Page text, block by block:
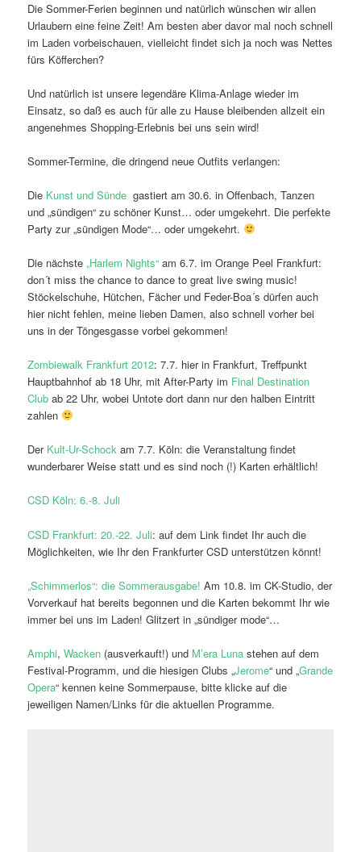
Die Sommer-Ferien beginnen und natürlich wünschen wir allen
Urlaubern eine feine Zeit! Am besten aber davor mal noch schnell
im Laden vorbeischauen, vielleicht findet sich ja noch was Nettes
fürs Köfferchen?
Und natürlich ist unsere legendäre Klima-Anlage wieder im
Einsatz, so daß es auch für alle zu Hause bleibenden allzeit ein
angenehmes Shopping-Erlebnis bei uns sein wird!
Sommer-Termine, die dringend neue Outfits verlangen:
Die Kunst und Sünde gastiert am 30.6. in Offenbach, Tanzen
und „sündigen“ zu schöner Kunst… oder umgekehrt. Die perfekte
Party zur „sündigen Mode“… oder umgekehrt.
Die nächste„Harlem Nights“am 6.7. im Orange Peel Frankfurt:
don´t miss the chance to dance to great live swing music!
Stöckelschuhe, Hütchen, Fächer und Feder-Boa´s dürfen auch
hier nicht fehlen, meine lieben Damen, also schnell vorher bei
uns in der Töngesgasse vorbei gekommen!
Zombiewalk Frankfurt 2012: 7.7. hier in Frankfurt, Treffpunkt
Hauptbahnhof ab 18 Uhr, mit After-Party im Final Destination
Club ab 22 Uhr, wobei Untote dort dann nur den halben Eintritt
zahlen
DerKult-Ur-Schock am 7.7. Köln: die Veranstaltung findet
wunderbarer Weise statt und es sind noch (!) Karten erhältlich!
CSD Köln: 6.-8. Juli
CSD Frankfurt: 20.-22. Juli: auf dem Link findet Ihr auch die
Möglichkeiten, wie Ihr den Frankfurter CSD unterstützen könnt!
„Schimmerlos“: die Sommerausgabe! Am 10.8. im CK-Studio, der
Vorverkauf hat bereits begonnen und die Karten bekommt Ihr wie
immer bei uns im Laden! Glitzert in „sündiger mode“…
Amphi,Wacken (ausverkauft!) und M’era Luna stehen auf dem
Festival-Programm, und die hiesigen Clubs „Jerome“ und „Grande
Opera“ kennen keine Sommerpause, bitte klicke auf die
jeweiligen Namen/Links für die aktuellen Programme.